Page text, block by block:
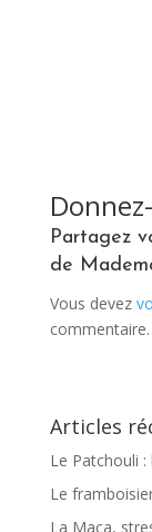
Vous devez
commentaire.
Articles
Le Patchouli
Le
La Maca,